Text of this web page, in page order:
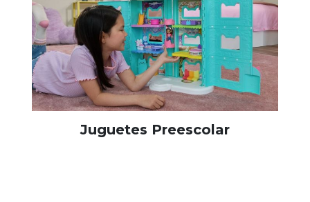
Juguetes Preescolar